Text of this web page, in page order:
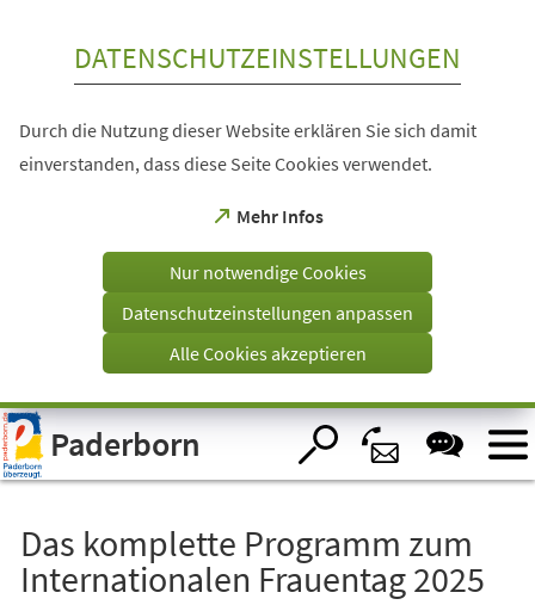
Visuelle
Assistenzsoftware
öffnen.
DATENSCHUTZEINSTELLUNGEN
Durch die Nutzung dieser Website erklären Sie sich damit
einverstanden, dass diese Seite Cookies verwendet.
Mehr Infos
(Öffnet
einem
Tab)
Nur notwendige Cookies
Datenschutzeinstellungen anpassen
Alle Cookies akzeptieren
Paderborn
Das komplette Programm zum
Internationalen Frauentag 2025